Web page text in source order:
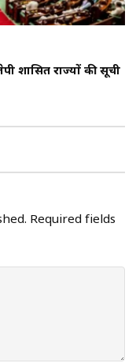
शासित राज्यों की सूची
Required fields